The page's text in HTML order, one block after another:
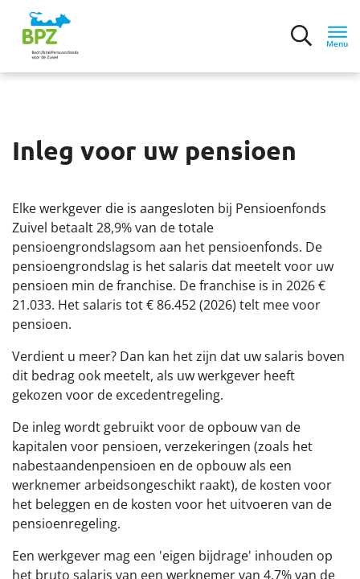
Menu
Home
Over ons
Organisatie
Beleid
Kerncijfers
Financiële situatie
Nieuws
Documenten
Contact
Inleg voor uw pensioen
Elke werkgever die is aangesloten bij Pensioenfonds
Zuivel betaalt 28,9% van de totale
pensioengrondslagsom aan het pensioenfonds. De
pensioengrondslag is het salaris dat meetelt voor uw
pensioen min de franchise. De franchise is in 2026 €
21.033. Het salaris tot € 86.452 (2026) telt mee voor
pensioen.
Verdient u meer? Dan kan het zijn dat uw salaris boven
dit bedrag ook meetelt, als uw werkgever heeft
gekozen voor de excedentregeling.
De inleg wordt gebruikt voor de opbouw van de
kapitalen voor pensioen, verzekeringen (zoals het
nabestaandenpensioen en de opbouw als een
werknemer arbeidsongeschikt raakt), de kosten voor
het beleggen en de kosten voor het uitvoeren van de
pensioenregeling.
Een werkgever mag een 'eigen bijdrage' inhouden op
het bruto salaris van een werknemer van 4,7% van de